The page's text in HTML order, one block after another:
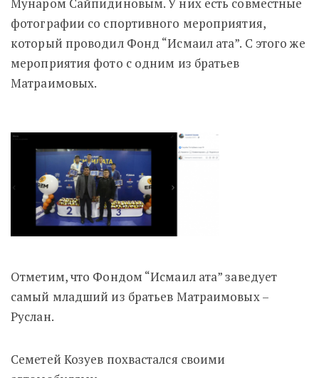
фотографии со спортивного мероприятия,
который проводил Фонд “Исмаил ата”. С этого же
мероприятия фото с одним из братьев
Матраимовых.
Отметим, что Фондом “Исмаил ата” заведует
самый младший из братьев Матраимовых –
Руслан.
Семетей Козуев похвастался своими